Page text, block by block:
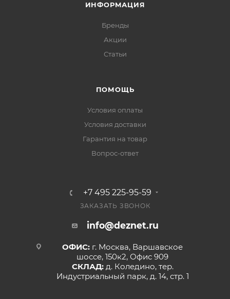
ИНФОРМАЦИЯ
Бренды
Акции
Статьи
ПОМОЩЬ
Условия оплаты
Условия доставки
Гарантия на товар
Вопрос-ответ
+7 495 225-95-59
ЗАКАЗАТЬ ЗВОНОК
info@deznet.ru
ОФИС: г. Москва, Варшавское
шоссе, 150к2, Офис 909
СКЛАД: д. Коледино, тер.
Индустриальный парк, д. 14, стр. 1